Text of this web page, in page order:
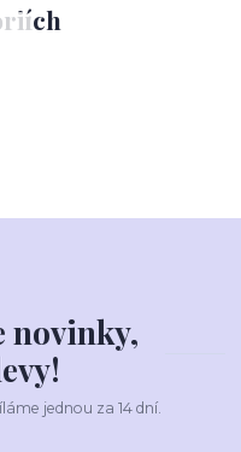
novinky,
jednou za 14 dní.